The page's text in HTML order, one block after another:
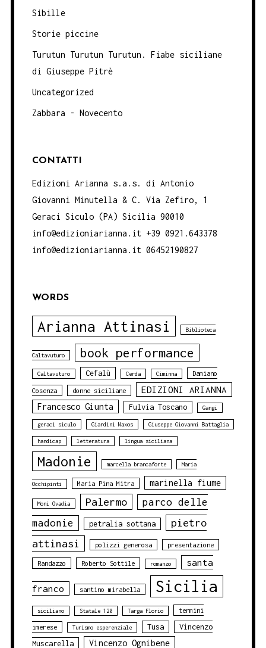
Sibille
Storie piccine
Turutun Turutun Turutun. Fiabe siciliane
di Giuseppe Pitrè
Uncategorized
Zabbara - Novecento
CONTATTI
Edizioni Arianna s.a.s. di Antonio
Giovanni Minutella & C. Via Zefiro, 1
Geraci Siculo (PA) Sicilia 90010
info@edizioniarianna.it +39 0921.643378
info@edizioniarianna.it 06452190827
WORDS
Arianna Attinasi Biblioteca
Caltavuturo book performance
Caltavuturo Cefalù Cerda Ciminna Damiano
Cosenza donne siciliane EDIZIONI ARIANNA
Francesco Giunta Fulvia Toscano Gangi
geraci siculo Giardini Naxos Giuseppe Giovanni Battaglia
handicap letteratura lingua siciliana
Madonie marcella brancaforte Maria
Occhipinti Maria Pina Mitra marinella fiume
Moni Ovadia Palermo
parco delle
madonie
petralia sottana
pietro
attinasi
polizzi generosa presentazione
Randazzo Roberto Sottile romanzo santa
franco santino mirabella Sicilia
siciliano Statale 120 Targa Florio termini
imerese Turismo esperenziale Tusa
Vincenzo
Muscarella
Vincenzo Ognibene